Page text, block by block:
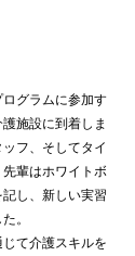
グラムに参加す
施設に到着しま
フ、そしてタイ
輩はホワイトボ
し、新しい実習
。
て介護スキルを